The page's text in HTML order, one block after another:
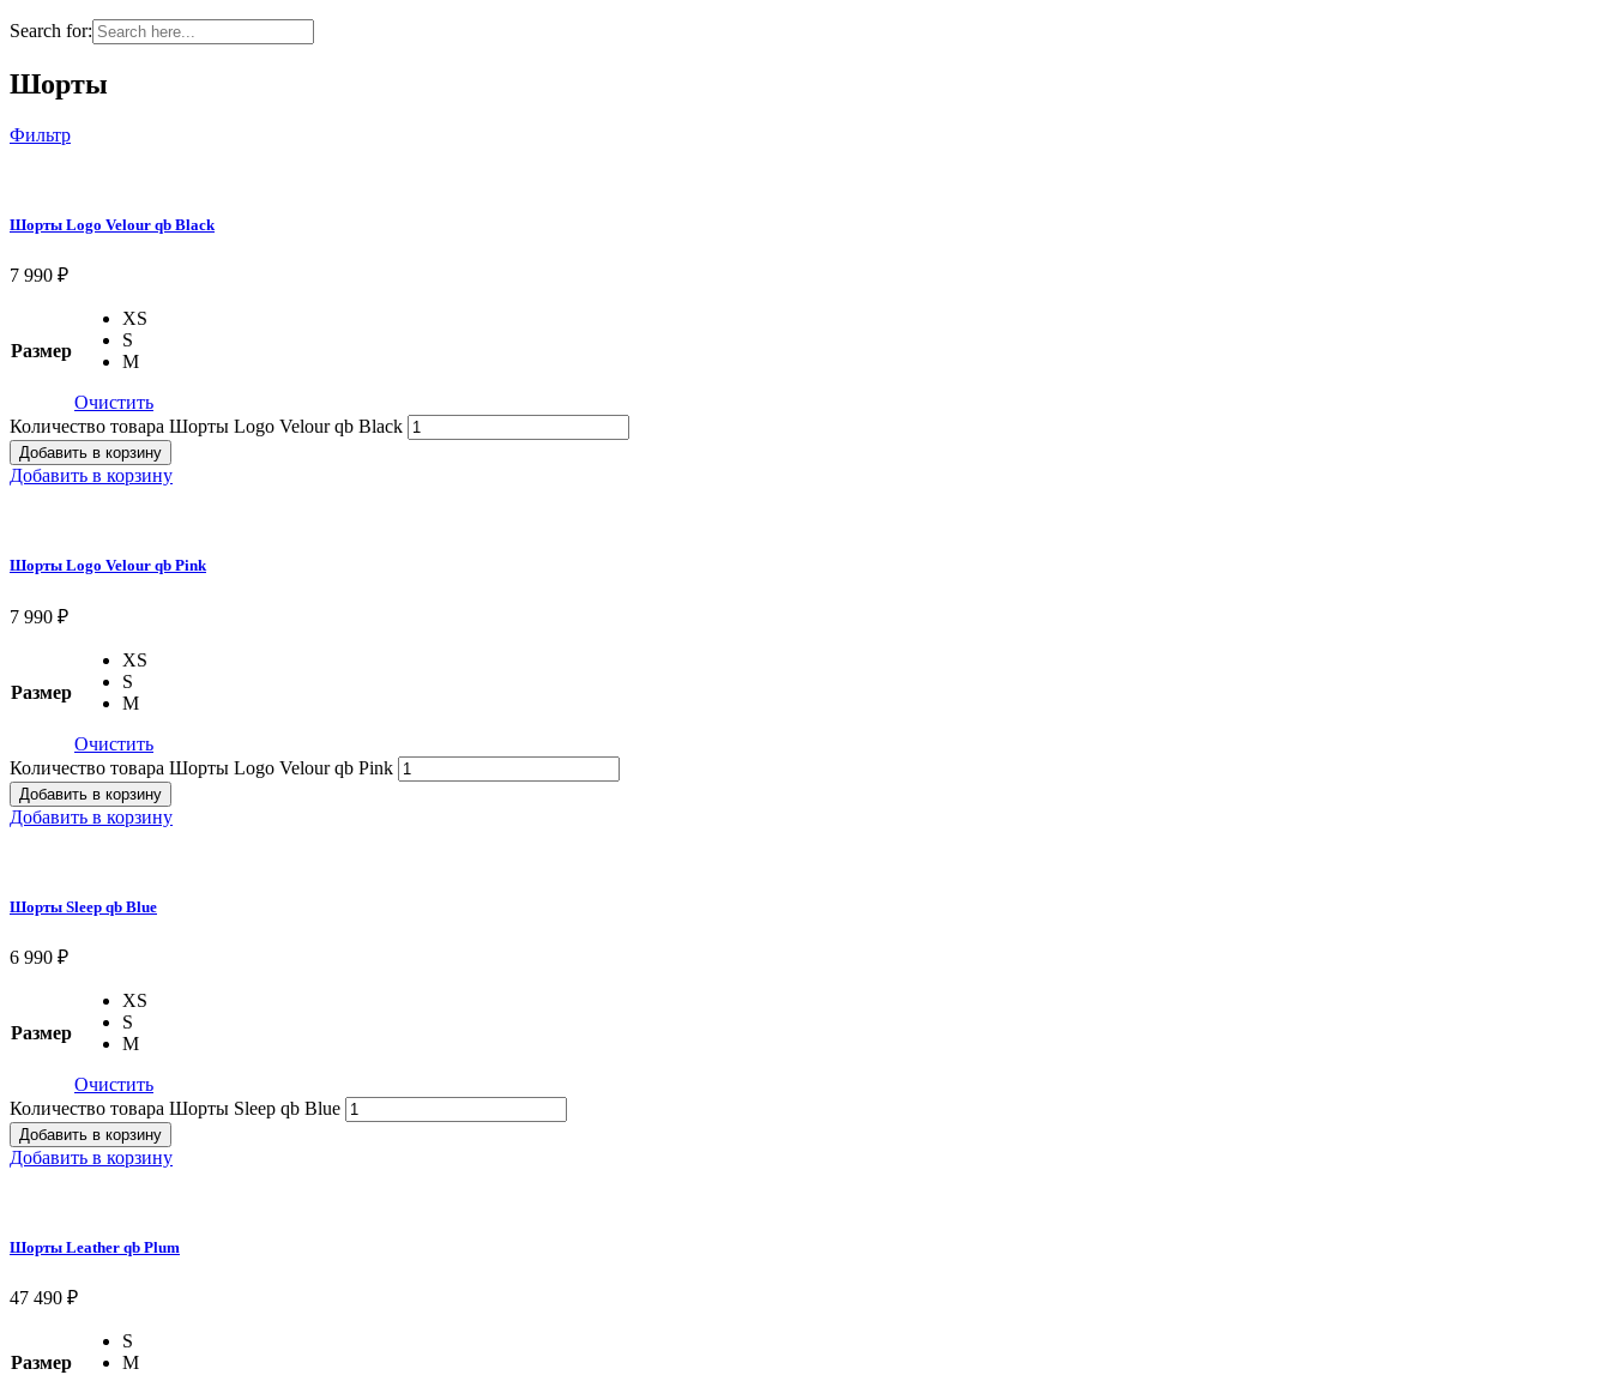
Search for:
Шорты
Фильтр
Шорты Logo Velour qb Black
7 990 ₽
Размер
XS
S
M
Очистить
Количество товара Шорты Logo Velour qb Black
Добавить в корзину
Добавить в корзину
Шорты Logo Velour qb Pink
7 990 ₽
Размер
XS
S
M
Очистить
Количество товара Шорты Logo Velour qb Pink
Добавить в корзину
Добавить в корзину
Шорты Sleep qb Blue
6 990 ₽
Размер
XS
S
M
Очистить
Количество товара Шорты Sleep qb Blue
Добавить в корзину
Добавить в корзину
Шорты Leather qb Plum
47 490 ₽
Размер
S
M